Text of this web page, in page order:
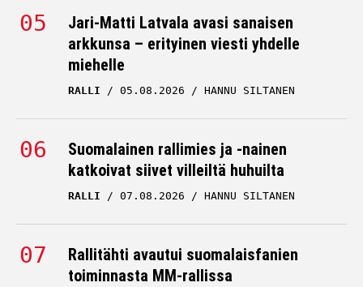
Jari-Matti Latvala avasi sanaisen
arkkunsa – erityinen viesti yhdelle
miehelle
RALLI 05.08.2026 HANNU SILTANEN
Suomalainen rallimies ja -nainen
katkoivat siivet villeiltä huhuilta
RALLI 07.08.2026 HANNU SILTANEN
Rallitähti avautui suomalaisfanien
toiminnasta MM-rallissa